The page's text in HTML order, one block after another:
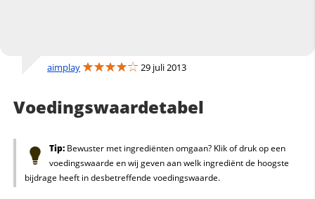
aimplay 29 juli 2013
Voedingswaardetabel
Tip:Bewuster met ingrediënten omgaan? Klik of druk op een
voedingswaarde en wij geven aan welk ingrediënt de hoogste
bijdrage heeft in desbetreffende voedingswaarde.